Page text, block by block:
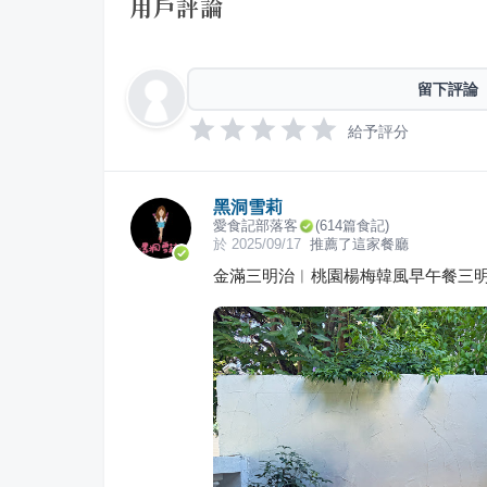
用戶評論
留下評論
給予評分
黑洞雪莉
愛食記部落客 (614篇食記)
於 2025/09/17 推薦了這家餐廳
金滿三明治︱桃園楊梅韓風早午餐三